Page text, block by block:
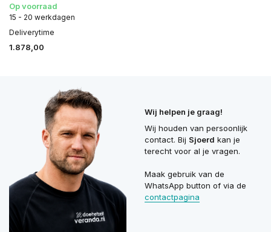
Op voorraad
15 - 20 werkdagen
Deliverytime
1.878,00
Wij helpen je graag!
Wij houden van persoonlijk
contact. Bij Sjoerd kan je
terecht voor al je vragen.
Maak gebruik van de
WhatsApp button of via de
contactpagina